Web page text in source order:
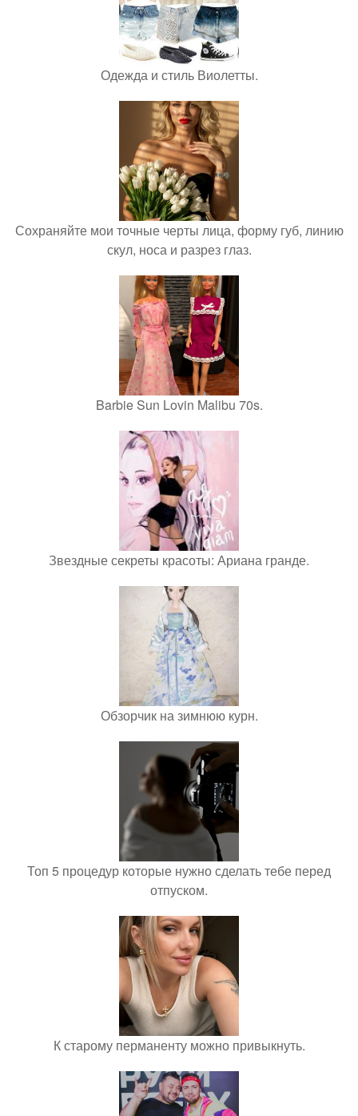
Одежда и стиль Виолетты.
Сохраняйте мои точные черты лица, форму губ, линию
скул, носа и разрез глаз.
Barbie Sun Lovin Malibu 70s.
Звездные секреты красоты: Ариана гранде.
Обзорчик на зимнюю курн.
Топ 5 процедур которые нужно сделать тебе перед
отпуском.
К старому перманенту можно привыкнуть.